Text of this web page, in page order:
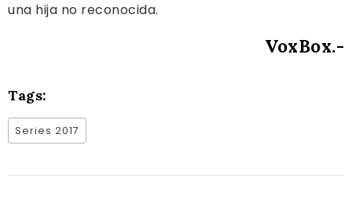
una hija no reconocida.
VoxBox.-
Tags:
Series 2017